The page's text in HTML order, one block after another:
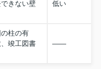
きない壁
低い
柱の有
竣工図書
――